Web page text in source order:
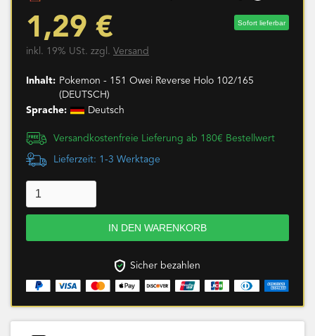
1,29 € Sofort lieferbar
inkl. 19% USt. zzgl. Versand
Inhalt: Pokemon - 151 Owei Reverse Holo 102/165
(DEUTSCH)
Sprache:
Deutsch
Versandkostenfreie Lieferung ab 180€ Bestellwert
Lieferzeit: 1-3 Werktage
Sicher bezahlen